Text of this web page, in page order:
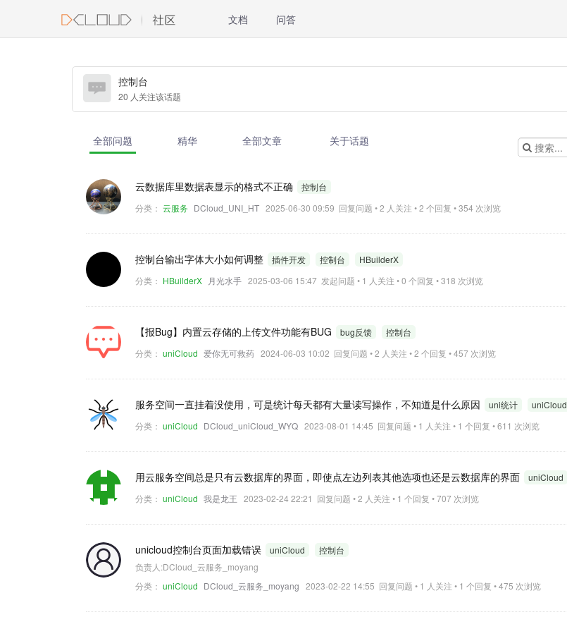
文档 问答
控制台
20 人关注该话题
全部问题 精华 全部文章 关于话题
云数据库里数据表显示的格式不正确
控制台
分类： 云服务 DCloud_UNI_HT 2025-06-30 09:59 回复问题 • 2 人关注 • 2 个回复 • 354 次浏览
控制台输出字体大小如何调整 插件开发 控制台
HBuilderX
分类： HBuilderX 月光水手 2025-03-06 15:47 发起问题 • 1 人关注 • 0 个回复 • 318 次浏览
【报Bug】内置云存储的上传文件功能有BUG bug反馈
控制台
分类： uniCloud 爱你无可救药 2024-06-03 10:02 回复问题 • 2 人关注 • 2 个回复 • 457 次浏览
服务空间一直挂着没使用，可是统计每天都有大量读写操作，不知道是什么原因 uni统计 uniCloud
分类： uniCloud DCloud_uniCloud_WYQ 2023-08-01 14:45 回复问题 • 1 人关注 • 1 个回复 • 611 次浏览
用云服务空间总是只有云数据库的界面，即使点左边列表其他选项也还是云数据库的界面 uniCloud
分类： uniCloud 我是龙王 2023-02-24 22:21 回复问题 • 2 人关注 • 1 个回复 • 707 次浏览
unicloud控制台页面加载错误 uniCloud
控制台
负责人:DCloud_云服务_moyang
分类： uniCloud DCloud_云服务_moyang 2023-02-22 14:55 回复问题 • 1 人关注 • 1 个回复 • 475 次浏览